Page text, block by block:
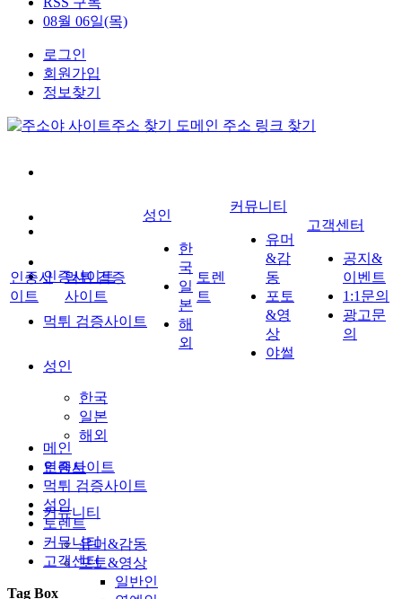
08월 06일(목)
로그인
회원가입
정보찾기
인증사이트
먹튀 검증사이트
성인
한국
일본
해외
토렌트
커뮤니티
유머&감동
포토&영상
일반인
인증사
이트
먹튀 검증
사이트
성인
한
국
일
본
해
외
토렌
트
커뮤니티
유머
&감
동
포토
&영
상
야썰
고객센터
공지&
이벤트
1:1문의
광고문
의
메인
인증사이트
먹튀 검증사이트
성인
토렌트
커뮤니티
고객센터
Tag Box